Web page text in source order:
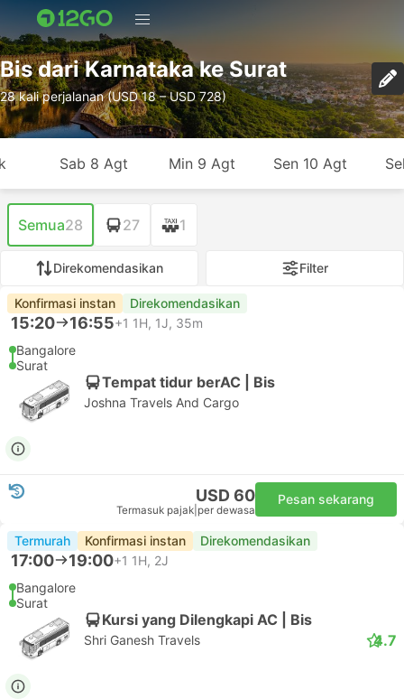
Bis dari Karnataka ke Surat
28 kali perjalanan (USD 18 – USD 728)
Sab 8 Agt Min 9 Agt Sen 10 Agt
Semua28 27 1
Direkomendasikan Filter
Konfirmasi instan Direkomendasikan
15:20 16:55+1 1H, 1J, 35m
Bangalore
Surat
Tempat tidur berAC | Bis
Joshna Travels And Cargo
USD 60
Termasuk pajak per dewasa
Pesan sekarang
Termurah Konfirmasi instan Direkomendasikan
17:00 19:00+1 1H, 2J
Bangalore
Surat
Kursi yang Dilengkapi AC | Bis
Shri Ganesh Travels 4.7